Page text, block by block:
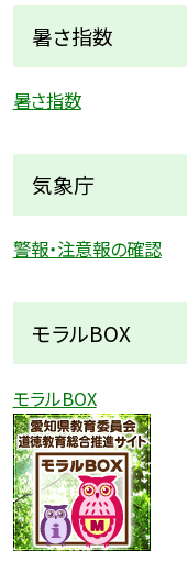
暑さ指数
暑さ指数
気象庁
警報・注意報の確認
モラルBOX
モラルBOX